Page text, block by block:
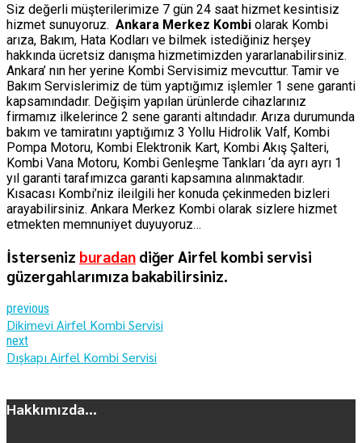
Siz değerli müşterilerimize 7 gün 24 saat hizmet kesintisiz
hizmet sunuyoruz. Ankara Merkez Kombi olarak Kombi
arıza, Bakım, Hata Kodları ve bilmek istediğiniz herşey
hakkında ücretsiz danışma hizmetimizden yararlanabilirsiniz.
Ankara’ nın her yerine Kombi Servisimiz mevcuttur. Tamir ve
Bakım Servislerimiz de tüm yaptığımız işlemler 1 sene garanti
kapsamındadır. Değişim yapılan ürünlerde cihazlarınız
firmamız ilkelerince 2 sene garanti altındadır. Arıza durumunda
bakım ve tamiratını yaptığımız 3 Yollu Hidrolik Valf, Kombi
Pompa Motoru, Kombi Elektronik Kart, Kombi Akış Şalteri,
Kombi Vana Motoru, Kombi Genleşme Tankları ‘da ayrı ayrı 1
yıl garanti tarafımızca garanti kapsamına alınmaktadır.
Kısacası Kombi’niz ileilgili her konuda çekinmeden bizleri
arayabilirsiniz. Ankara Merkez Kombi olarak sizlere hizmet
etmekten memnuniyet duyuyoruz…
İsterseniz buradan diğer Airfel kombi servisi
güzergahlarımıza bakabilirsiniz.
previous
Dikimevi Airfel Kombi Servisi
next
Dışkapı Airfel Kombi Servisi
Hakkımızda...